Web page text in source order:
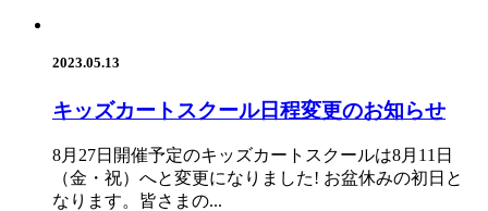
2023.05.13
キッズカートスクール日程変更のお知らせ
8月27日開催予定のキッズカートスクールは8月11日
（金・祝）へと変更になりました! お盆休みの初日と
なります。皆さまの...